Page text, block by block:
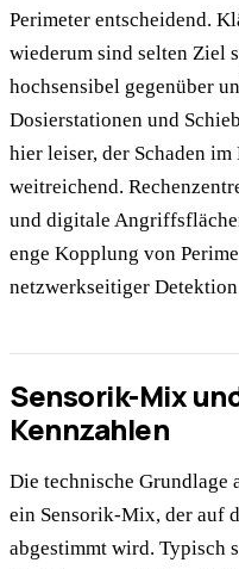
Perimeter entscheidend.
wiederum sind selten Ziel
hochsensibel gegenüber
Dosierstationen und
hier leiser, der Schaden
weitreichend.
und digitale
enge Kopplung von
netzwerkseitiger
Sensorik-Mix
Kennzahlen
Die technische Grundlage
ein Sensorik-Mix, der auf
abgestimmt wird. Typisch